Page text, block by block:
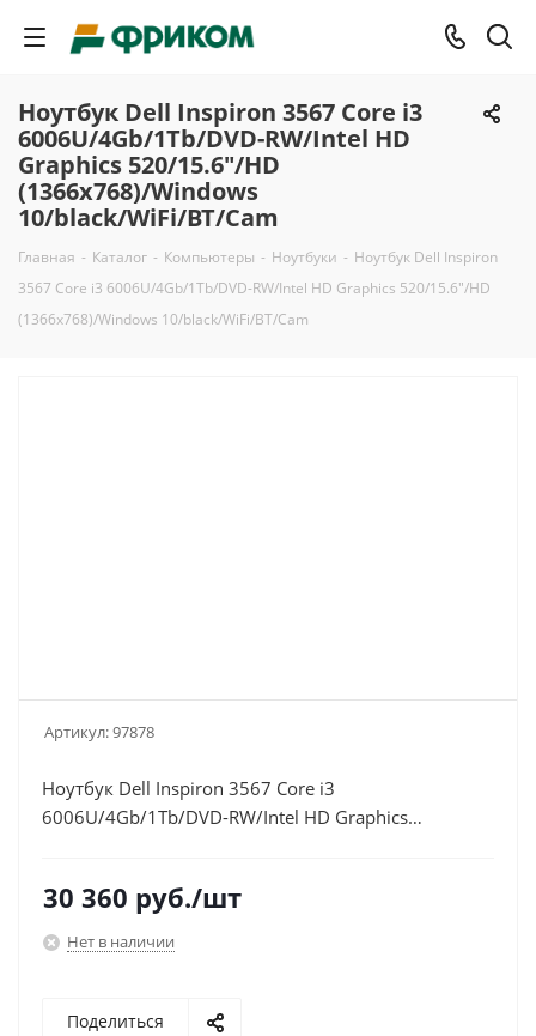
Ноутбук Dell Inspiron 3567 Core i3
6006U/4Gb/1Tb/DVD-RW/Intel HD
Graphics 520/15.6"/HD
(1366x768)/Windows
10/black/WiFi/BT/Cam
Главная - Каталог - Компьютеры - Ноутбуки - Ноутбук Dell Inspiron
3567 Core i3 6006U/4Gb/1Tb/DVD-RW/Intel HD Graphics 520/15.6"/HD
(1366x768)/Windows 10/black/WiFi/BT/Cam
Артикул:97878
Ноутбук Dell Inspiron 3567 Core i3
6006U/4Gb/1Tb/DVD-RW/Intel HD Graphics
30 360 руб./шт
Нет в наличии
Поделиться